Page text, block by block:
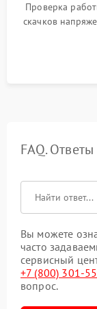
Проверка
скачков
времени
FAQ.
Вы можете
часто
сервисный
+7 (800) 301-
вопрос.